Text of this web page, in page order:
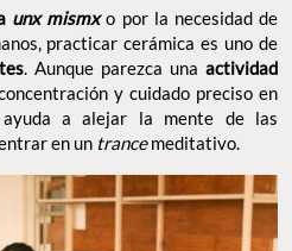
unx mismxo por la necesidad de
practicar cerámica es uno de
. Aunque parezca una actividad
y cuidado preciso en
ayuda a alejar la mente de las
en un trancemeditativo.